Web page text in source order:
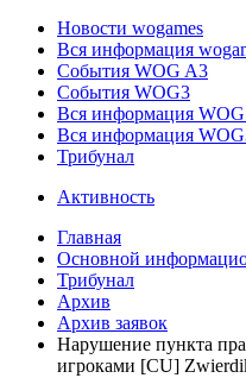
Новости wogames
Вся информация
События WOG A3
События WOG3
Вся информация
Вся информация
Трибунал
Активность
Главная
Основной
Трибунал
Архив
Архив заявок
Нарушение пункта
игроками [CU]